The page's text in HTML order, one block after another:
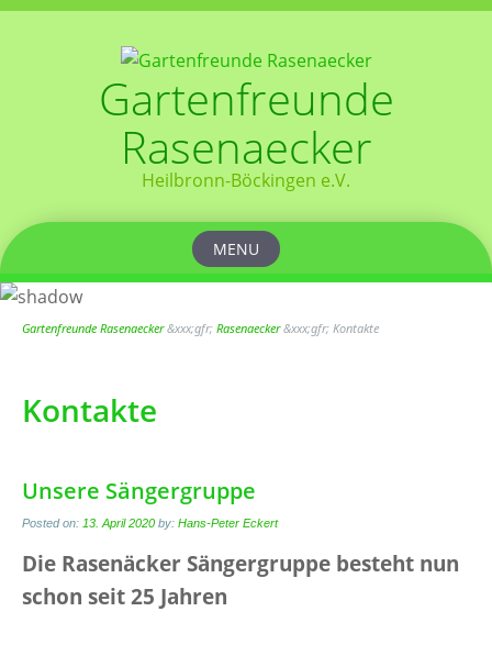
Gartenfreunde
Rasenaecker
Heilbronn-Böckingen e.V.
MENU
to
content
Gartenfreunde Rasenaecker&xxx;gfr; Rasenaecker&xxx;gfr; Kontakte
Kontakte
Unsere Sängergruppe
Posted on: 13. April 2020 by: Hans-Peter Eckert
Die Rasenäcker Sängergruppe besteht nun
schon seit 25 Jahren